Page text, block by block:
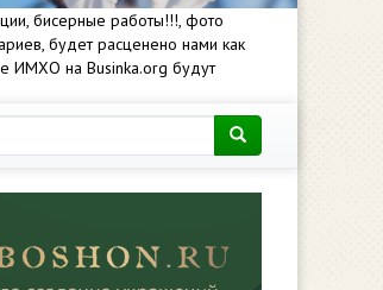
бисерные работы!!!, фото
будет расценено нами как
ИМХО на Businka.org будут